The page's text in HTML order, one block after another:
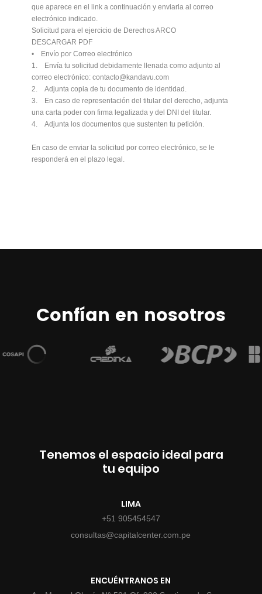
que aparece en el link a continuación y enviarla al correo
electrónico indicado.
Solicitud para el ejercicio de Derechos ARCO
DESCARGAR PDF
• Envío por Correo electrónico
1. Envía tu solicitud debidamente llenada como adjunto al
correo electrónico: contacto@kandavu.com
2. Adjunta copia de tu documento de identidad.
3. En caso de representación del titular del derecho, adjunta
una carta poder con firma legalizada y del DNI del titular.
4. Adjunta los documentos que sustenten tu petición.
En caso de enviar la solicitud por correo electrónico, se le
responderá en el plazo legal.
Confían en nosotros
Tenemos el espacio ideal para
tu equipo
LIMA
+51 905454547
consultas@capitalcenter.com.pe
ENCUÉNTRANOS EN